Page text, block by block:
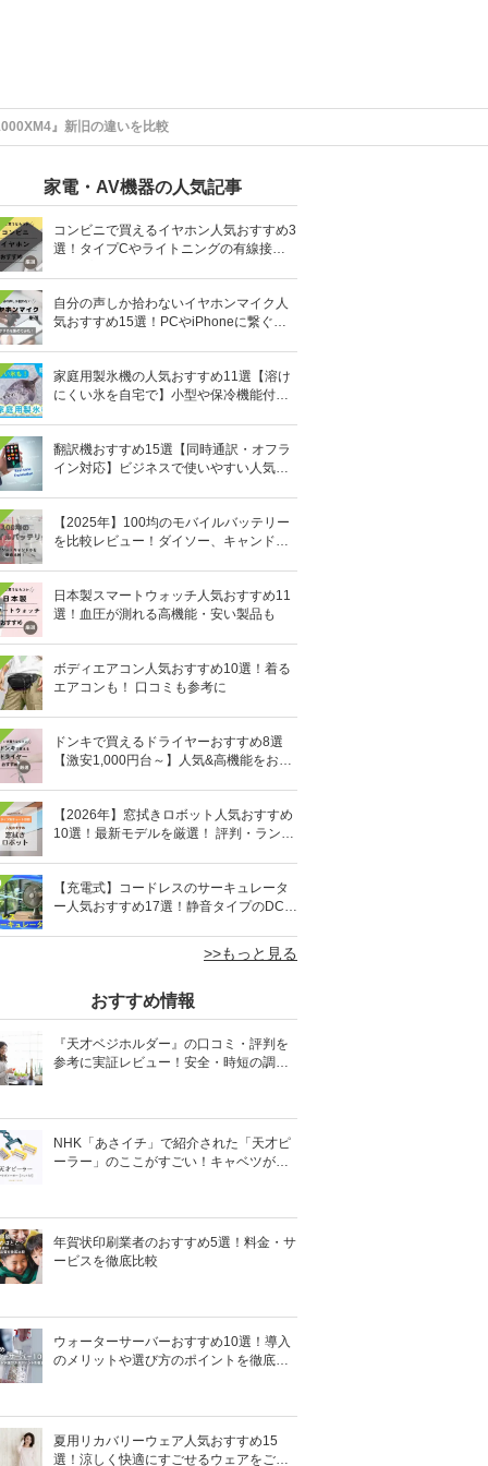
』新旧の違いを比較
家電・AV機器の人気記事
コンビニで買えるイヤホン人気おすすめ3
選！タイプCやライトニングの有線接続
自分の声しか拾わないイヤホンマイク人
気おすすめ15選！PCやiPhoneに繋ぐ有
家庭用製氷機の人気おすすめ11選【溶け
にくい氷を自宅で】小型や保冷機能付き
翻訳機おすすめ15選【同時通訳・オフラ
イン対応】ビジネスで使いやすい人気の
【2025年】100均のモバイルバッテリー
を比較レビュー！ダイソー、キャンドゥ
日本製スマートウォッチ人気おすすめ11
選！血圧が測れる高機能・安い製品も
ボディエアコン人気おすすめ10選！着る
エアコンも！ 口コミも参考に
ドンキで買えるドライヤーおすすめ8選
【激安1,000円台～】人気&高機能をお得
【2026年】窓拭きロボット人気おすすめ
10選！最新モデルを厳選！ 評判・ランキ
【充電式】コードレスのサーキュレータ
ー人気おすすめ17選！静音タイプのDCモ
>>もっと見る
おすすめ情報
『天才ベジホルダー』の口コミ・評判を
参考に実証レビュー！安全・時短の調理
NHK「あさイチ」で紹介された「天才ピ
ーラー」のここがすごい！キャベツがほ
年賀状印刷業者のおすすめ5選！料金・サ
ービスを徹底比較
ウォーターサーバーおすすめ10選！導入
のメリットや選び方のポイントを徹底解
夏用リカバリーウェア人気おすすめ15
選！涼しく快適にすごせるウェアをご紹